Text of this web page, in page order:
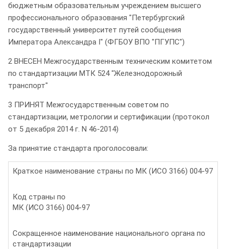
бюджетным образовательным учреждением высшего
профессионального образования "Петербургский
государственный университет путей сообщения
Императора Александра I" (ФГБОУ ВПО "ПГУПС")
2 ВНЕСЕН Межгосударственным техническим комитетом
по стандартизации МТК 524 "Железнодорожный
транспорт"
3 ПРИНЯТ Межгосударственным советом по
стандартизации, метрологии и сертификации (протокол
от 5 декабря 2014 г. N 46-2014)
За принятие стандарта проголосовали:
Краткое наименование страны по МК (ИСО 3166) 004-97
Код страны по
МК (ИСО 3166) 004-97
Сокращенное наименование национального органа по
стандартизации